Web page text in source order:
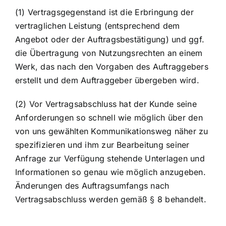
(1) Vertragsgegenstand ist die Erbringung der
vertraglichen Leistung (entsprechend dem
Angebot oder der Auftragsbestätigung) und ggf.
die Übertragung von Nutzungsrechten an einem
Werk, das nach den Vorgaben des Auftraggebers
erstellt und dem Auftraggeber übergeben wird.
(2) Vor Vertragsabschluss hat der Kunde seine
Anforderungen so schnell wie möglich über den
von uns gewählten Kommunikationsweg näher zu
spezifizieren und ihm zur Bearbeitung seiner
Anfrage zur Verfügung stehende Unterlagen und
Informationen so genau wie möglich anzugeben.
Änderungen des Auftragsumfangs nach
Vertragsabschluss werden gemäß § 8 behandelt.